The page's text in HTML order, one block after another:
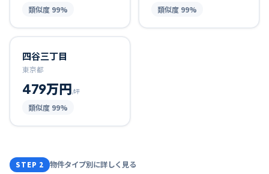
類似度 99% 類似度 99%
四谷三丁目
東京都
479万円/坪
類似度 99%
STEP 2 物件タイプ別に詳しく見る